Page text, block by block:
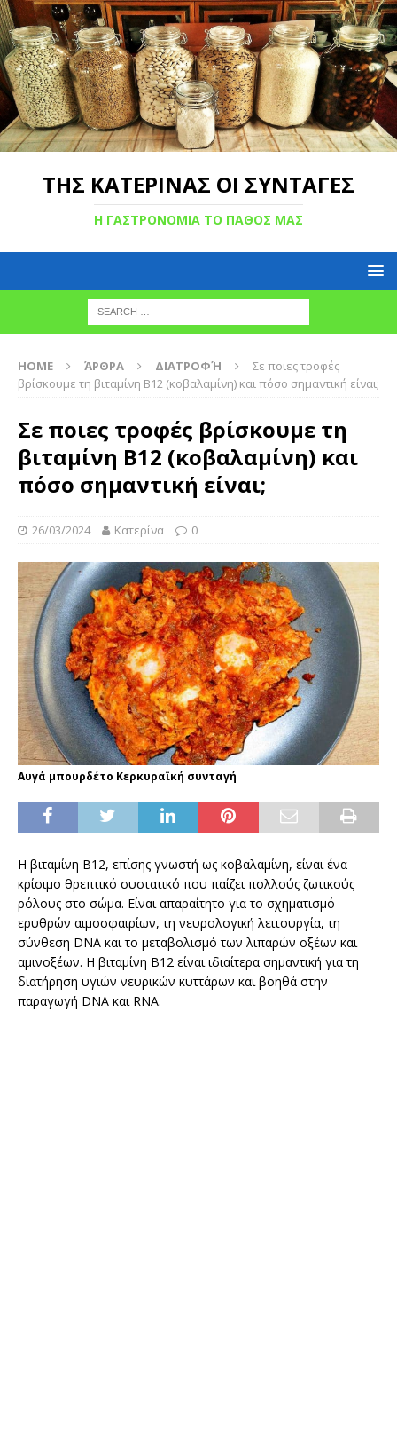
ΤΗΣ ΚΑΤΕΡΙΝΑΣ ΟΙ ΣΥΝΤΑΓΕΣ
Η ΓΑΣΤΡΟΝΟΜΙΑ ΤΟ ΠΑΘΟΣ ΜΑΣ
HOME ΆΡΘΡΑ ΔΙΑΤΡΟΦΉ
Σε ποιες τροφές
βρίσκουμε τη βιταμίνη Β12 (κοβαλαμίνη) και πόσο σημαντική είναι;
Σε ποιες τροφές βρίσκουμε τη
βιταμίνη Β12 (κοβαλαμίνη) και
πόσο σημαντική είναι;
26/03/2024 Κατερίνα 0
Αυγά μπουρδέτο Κερκυραϊκή συνταγή
Η βιταμίνη Β12, επίσης γνωστή ως κοβαλαμίνη, είναι ένα
κρίσιμο θρεπτικό συστατικό που παίζει πολλούς ζωτικούς
ρόλους στο σώμα. Είναι απαραίτητο για το σχηματισμό
ερυθρών αιμοσφαιρίων, τη νευρολογική λειτουργία, τη
σύνθεση DNA και το μεταβολισμό των λιπαρών οξέων και
αμινοξέων. Η βιταμίνη Β12 είναι ιδιαίτερα σημαντική για τη
διατήρηση υγιών νευρικών κυττάρων και βοηθά στην
παραγωγή DNA και RNA.